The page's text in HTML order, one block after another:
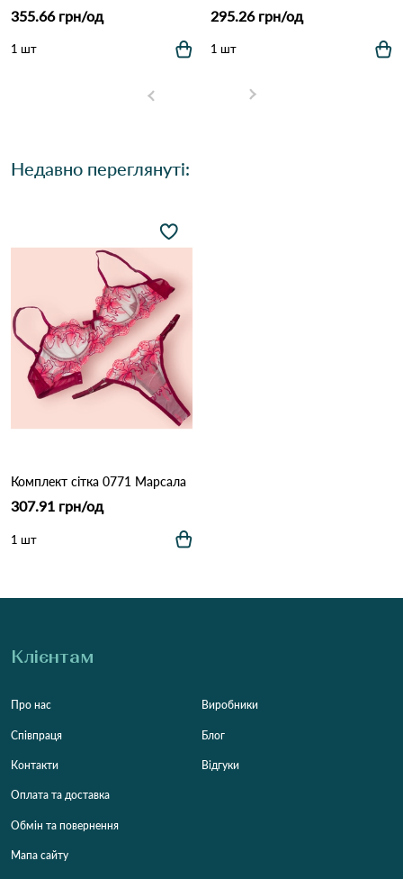
355.66 грн/од
1 шт
295.26 грн/од
1 шт
Недавно переглянуті:
Комплект сітка 0771 Марсала
307.91 грн/од
1 шт
Клієнтам
Про нас
Співпраця
Контакти
Оплата та доставка
Обмін та повернення
Мапа сайту
Виробники
Блог
Відгуки